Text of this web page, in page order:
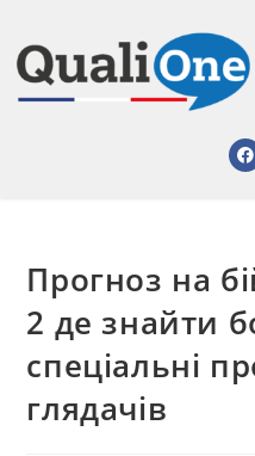
Прогноз на
2 де знайти
спеціальні
глядачів